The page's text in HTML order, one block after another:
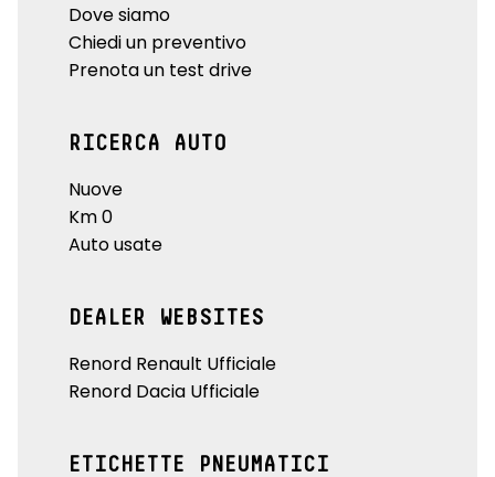
Dove siamo
Chiedi un preventivo
Prenota un test drive
RICERCA AUTO
Nuove
Km 0
Auto usate
DEALER WEBSITES
Renord Renault Ufficiale
Renord Dacia Ufficiale
ETICHETTE PNEUMATICI